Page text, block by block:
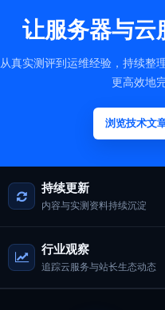
让服务器与云
从真实测评到运维经验，持续整
更高效地
浏览技术文
持续更新
内容与实测资料持续沉淀
行业观察
追踪云服务与站长生态动态